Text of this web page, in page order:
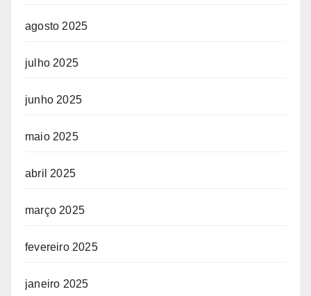
agosto 2025
julho 2025
junho 2025
maio 2025
abril 2025
março 2025
fevereiro 2025
janeiro 2025